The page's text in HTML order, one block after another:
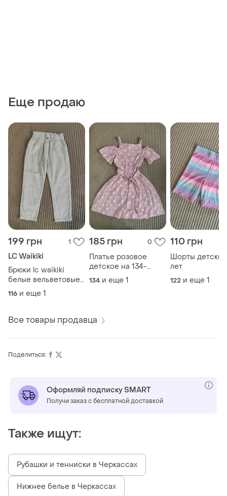
Еще продаю
199 грн 1
LC Waikiki
Брюки lc waikiki
белые вельветовые
на 6-7 лет 116-122 см
116 и еще 1
185 грн 0
Платье розовое
детское на 134-
145см+-
134 и еще 1
110 грн
Шорты
лет
122 и еще 1
Все товары продавца
Поделиться:
Оформляй подписку SMART
Получи заказ с бесплатной доставкой
Также ищут:
Рубашки и тенниски в Черкассах
Нижнее белье в Черкассах